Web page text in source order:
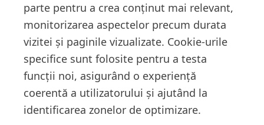
parte pentru a crea conținut mai relevant,
monitorizarea aspectelor precum durata
vizitei și paginile vizualizate. Cookie-urile
specifice sunt folosite pentru a testa
funcții noi, asigurând o experiență
coerentă a utilizatorului și ajutând la
identificarea zonelor de optimizare.